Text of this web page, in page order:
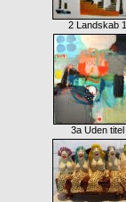
2 Landskab 1
3a Uden titel